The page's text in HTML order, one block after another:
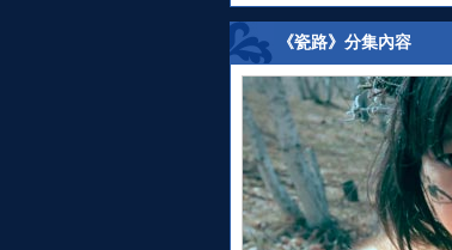
《瓷路》分集內容